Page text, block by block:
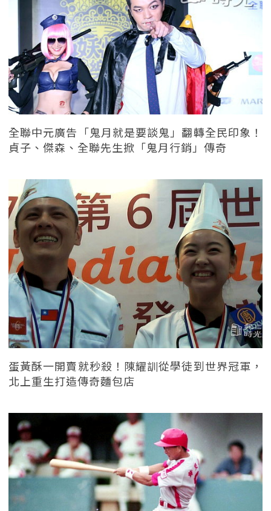
全聯中元廣告「鬼月就是要談鬼」翻轉全民印象！
貞子、傑森、全聯先生掀「鬼月行銷」傳奇
蛋黃酥一開賣就秒殺！陳耀訓從學徒到世界冠軍，
北上重生打造傳奇麵包店